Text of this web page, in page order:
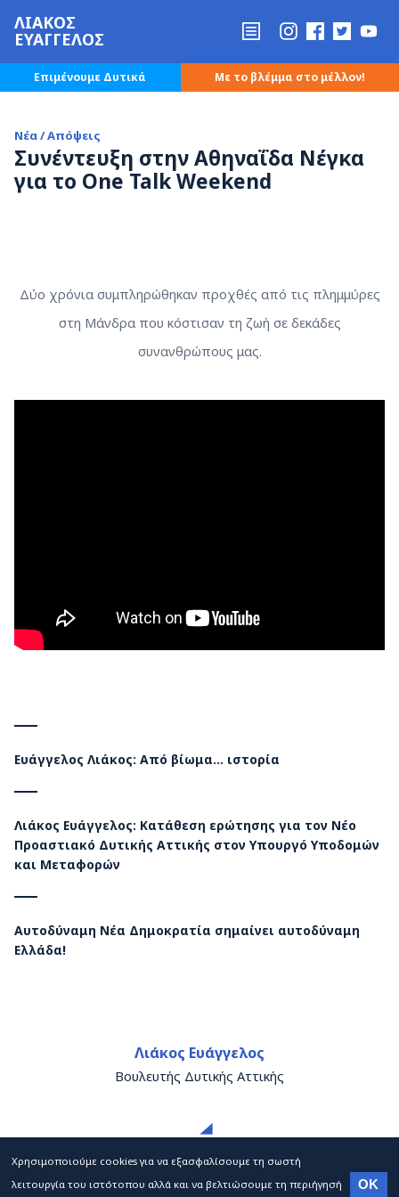
ΛΙΑΚΟΣ
ΕΥΑΓΓΕΛΟΣ
Επιμένουμε Δυτικά Με το βλέμμα στο μέλλον!
Νέα / Απόψεις
Συνέντευξη στην Αθηναΐδα Νέγκα
για το One Talk Weekend
Δύο χρόνια συμπληρώθηκαν προχθές από τις πλημμύρες
στη Μάνδρα που κόστισαν τη ζωή σε δεκάδες
συνανθρώπους μας.
Ευάγγελος Λιάκος: Από βίωμα… ιστορία
Λιάκος Ευάγγελος: Κατάθεση ερώτησης για τον Νέο
Προαστιακό Δυτικής Αττικής στον Υπουργό Υποδομών
και Μεταφορών
Αυτοδύναμη Νέα Δημοκρατία σημαίνει αυτοδύναμη
Ελλάδα!
Λιάκος Ευάγγελος
Βουλευτής Δυτικής Αττικής
Χρησιμοποιούμε cookies για να εξασφαλίσουμε τη σωστή
λειτουργία του ιστότοπου αλλά και να βελτιώσουμε τη περιήγησή
OK